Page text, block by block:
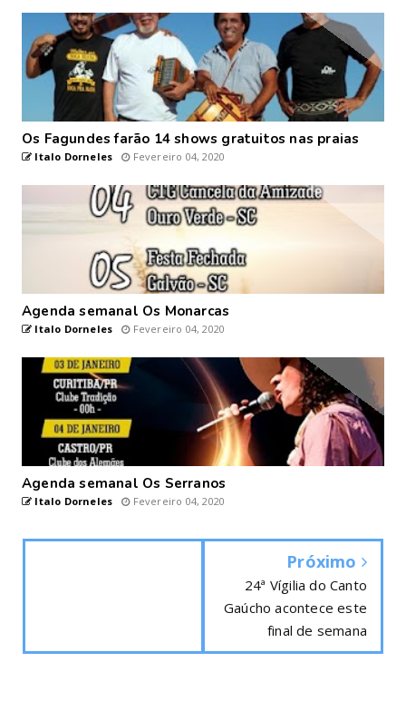
Os Fagundes farão 14 shows gratuitos nas praias
Italo Dorneles Fevereiro 04, 2020
Agenda semanal Os Monarcas
Italo Dorneles Fevereiro 04, 2020
Agenda semanal Os Serranos
Italo Dorneles Fevereiro 04, 2020
Próximo
24ª Vígilia do Canto
Gaúcho acontece este
final de semana